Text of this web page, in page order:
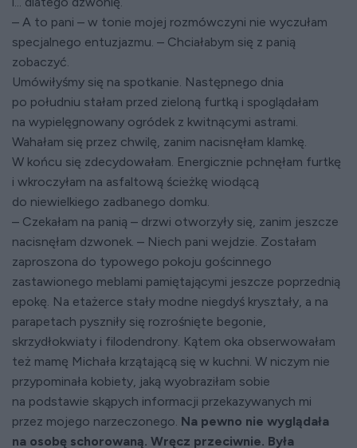
– A to pani – w tonie mojej rozmówczyni nie wyczułam
specjalnego entuzjazmu. – Chciałabym się z panią
zobaczyć.
Umówiłyśmy się na spotkanie. Następnego dnia
po południu stałam przed zieloną furtką i spoglądałam
na wypielęgnowany ogródek z kwitnącymi astrami.
Wahałam się przez chwilę, zanim nacisnęłam klamkę.
W końcu się zdecydowałam. Energicznie pchnęłam furtkę
i wkroczyłam na asfaltową ścieżkę wiodącą
do niewielkiego zadbanego domku.
– Czekałam na panią – drzwi otworzyły się, zanim jeszcze
nacisnęłam dzwonek. – Niech pani wejdzie. Zostałam
zaproszona do typowego pokoju gościnnego
zastawionego meblami pamiętającymi jeszcze poprzednią
epokę. Na etażerce stały modne niegdyś kryształy, a na
parapetach pyszniły się rozrośnięte begonie,
skrzydłokwiaty i filodendrony. Kątem oka obserwowałam
też mamę Michała krzątającą się w kuchni. W niczym nie
przypominała kobiety, jaką wyobraziłam sobie
na podstawie skąpych informacji przekazywanych mi
przez mojego narzeczonego. Na pewno nie wyglądała
na osobę schorowaną. Wręcz przeciwnie. Była